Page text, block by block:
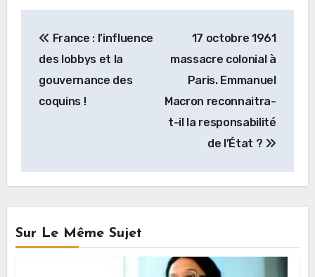
de
l’article
France : l’influence
des lobbys et la
gouvernance des
coquins !
17 octobre 1961
massacre colonial à
Paris. Emmanuel
Macron reconnaitra-
t-il la responsabilité
de l’État ?
Sur Le Même Sujet